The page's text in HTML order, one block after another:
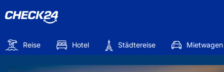
Reise Hotel Städtereise Mietwagen